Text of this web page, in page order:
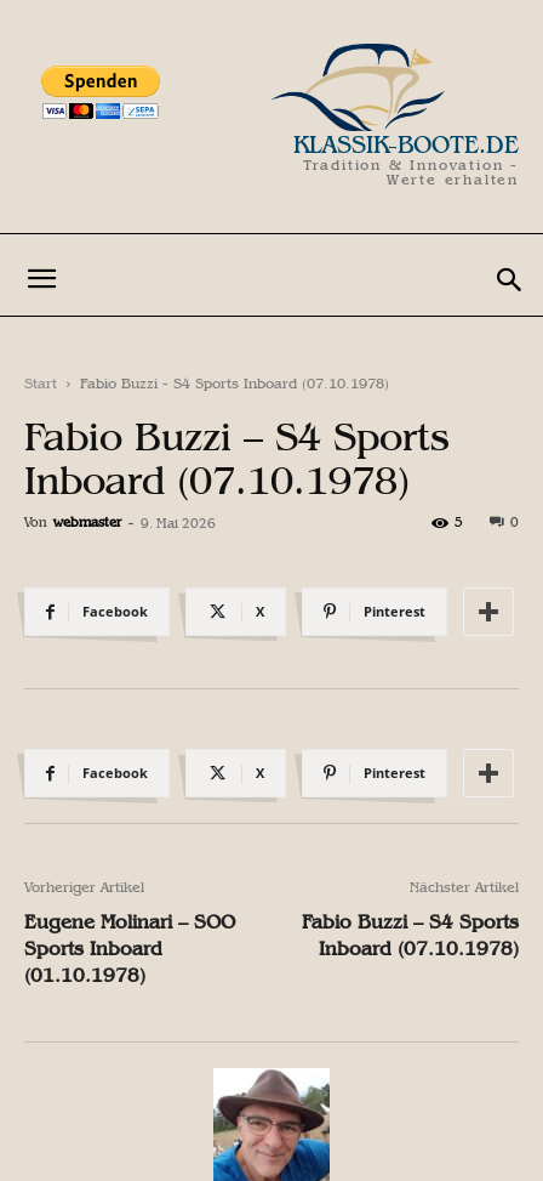
KLASSIK-BOOTE.DE
Tradition & Innovation -
Werte erhalten
Start Fabio Buzzi - S4 Sports Inboard (07.10.1978)
Fabio Buzzi – S4 Sports
Inboard (07.10.1978)
Von webmaster - 9. Mai 2026 0
5
Facebook X Pinterest
Facebook X Pinterest
Vorheriger Artikel
Eugene Molinari – SOO
Sports Inboard
(01.10.1978)
Nächster Artikel
Fabio Buzzi – S4 Sports
Inboard (07.10.1978)